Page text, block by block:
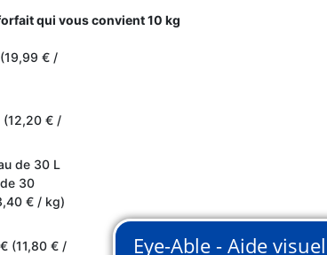
qui vous convient10 kg
€ /
€ /
de 30 L
30
€ / kg)
(11,80 € /